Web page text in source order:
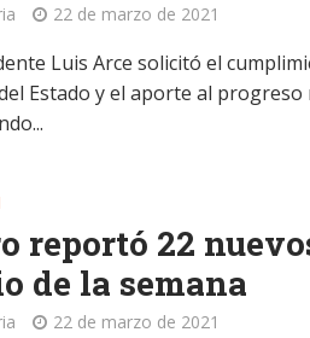
22 de marzo de 2021
Luis Arce solicitó el
Estado y el aporte al
reportó 22
de la semana
22 de marzo de 2021